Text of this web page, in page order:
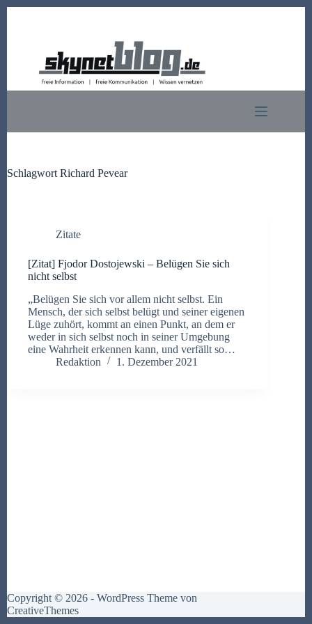
Schlagwort Richard Pevear
Zitate
[Zitat] Fjodor Dostojewski – Belügen Sie sich
nicht selbst
„Belügen Sie sich vor allem nicht selbst. Ein
Mensch, der sich selbst belügt und seiner eigenen
Lüge zuhört, kommt an einen Punkt, an dem er
weder in sich selbst noch in seiner Umgebung
eine Wahrheit erkennen kann, und verfällt so…
Redaktion
1. Dezember 2021
Copyright © 2026 - WordPress Theme von
CreativeThemes